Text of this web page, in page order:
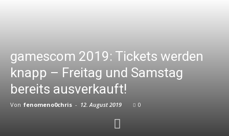
gamescom 2019: Tickets werden
knapp – Freitag und Samstag
bereits ausverkauft!
Von fenomeno0chris - 12. August 2019 0